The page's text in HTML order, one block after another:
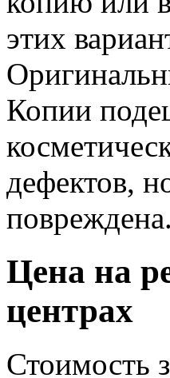
этих
Копии
дефектов,
повреждена.
Цена на
центрах
Стоимость